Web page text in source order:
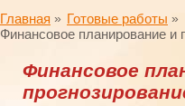
Главная
Готовые работы
Финансовое планирование и
Финансовое